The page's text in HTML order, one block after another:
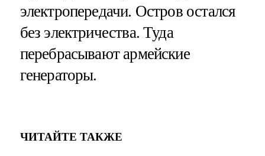
электропередачи. Остров остался
без электричества. Туда
перебрасывают армейские
генераторы.
ЧИТАЙТЕ ТАКЖЕ